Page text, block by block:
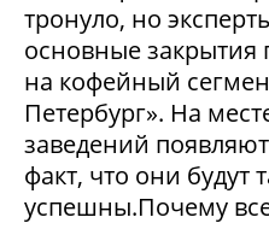
тронуло, но
основные
на кофейный
Петербург». На
заведений
факт, что они будут
успешны.Почему